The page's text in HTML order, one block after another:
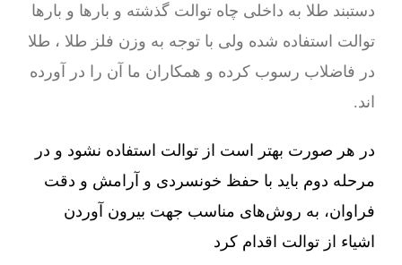
دستبند طلا به داخلی چاه توالت گذشته و بارها و بارها
توالت استفاده شده ولی با توجه به وزن فلز طلا ، طلا
در فاضلاب رسوب کرده و همکاران ما آن را در آورده
اند.
در هر صورت بهتر است از توالت استفاده نشود و در
مرحله دوم باید با حفظ خونسردی و آرامش و دقت
فراوان، به روش‌های مناسب جهت بیرون آوردن
اشیاء از توالت اقدام کرد